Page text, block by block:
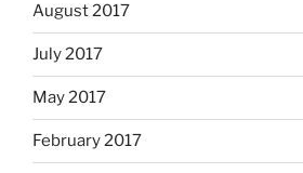
August 2017
July 2017
May 2017
February 2017